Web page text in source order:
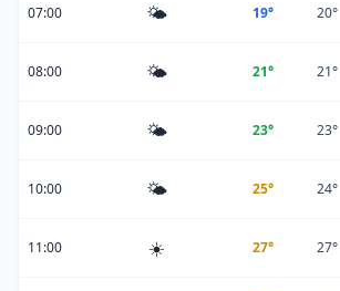
07:00 🌤️ 19° 20°
08:00 🌤️ 21° 21°
09:00 🌤️ 23° 23°
10:00 🌤️ 25° 24°
11:00 ☀️ 27° 27°